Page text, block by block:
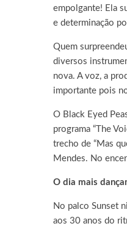
empolgante! Ela
e determinação
Quem
diversos
nova. A voz, a
importante pois
O Black Eyed
programa “The
trecho de “Mas
Mendes. No
O dia mais
No palco Sunset
aos 30 anos do